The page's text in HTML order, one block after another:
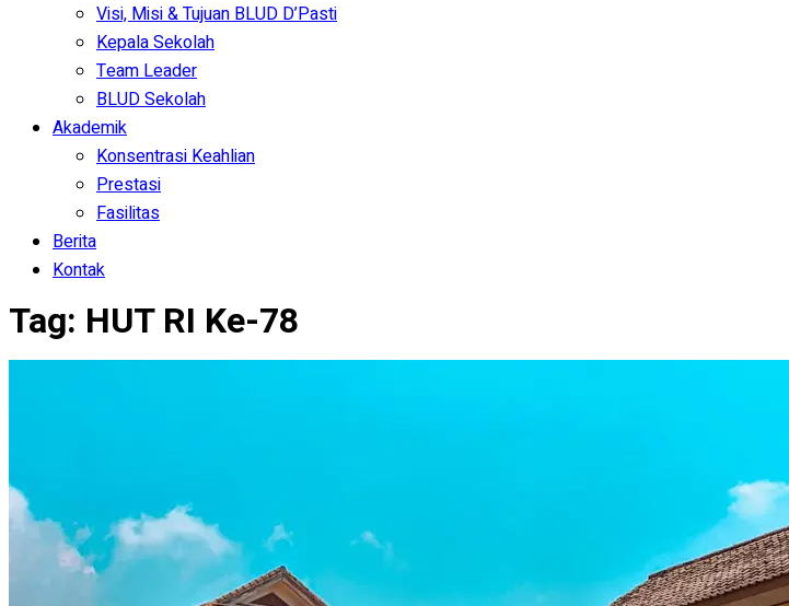
Visi, Misi & Tujuan BLUD D’Pasti
Kepala Sekolah
Team Leader
BLUD Sekolah
Akademik
Konsentrasi Keahlian
Prestasi
Fasilitas
Berita
Kontak
Tag: HUT RI Ke-78